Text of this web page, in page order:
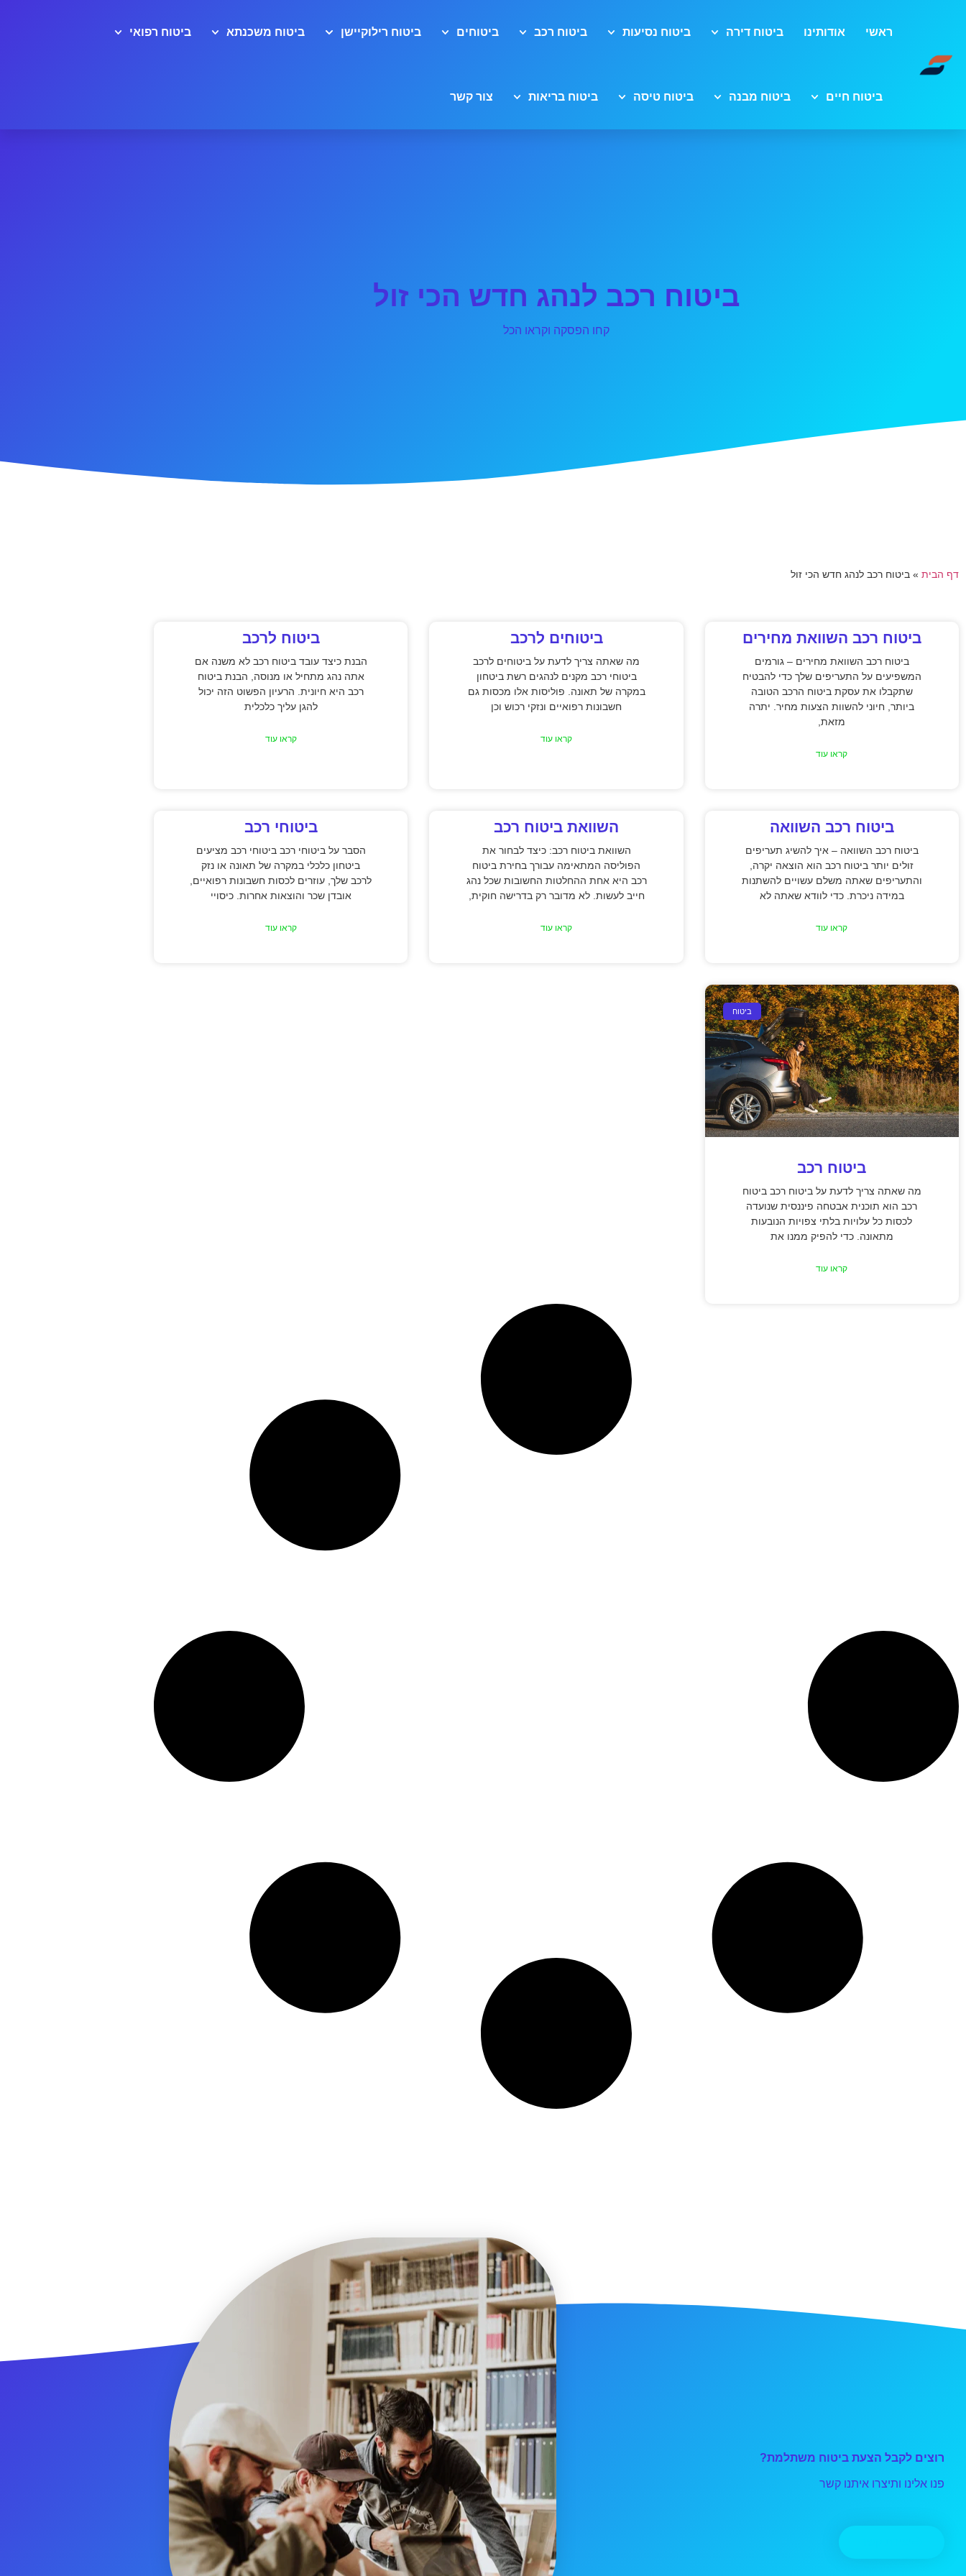
ראשי אודותינו ביטוח דירה ביטוח נסיעות ביטוח רכב ביטוחים ביטוח רילוקיישן ביטוח משכנתא ביטוח רפואי
ביטוח חיים ביטוח מבנה ביטוח טיסה ביטוח בריאות צור קשר
ביטוח רכב לנהג חדש הכי זול
קחו הפסקה וקראו הכל
דף הבית » ביטוח רכב לנהג חדש הכי זול
ביטוח רכב השוואת מחירים
ביטוח רכב השוואת מחירים – גורמים
המשפיעים על התעריפים שלך כדי להבטיח
שתקבלו את עסקת ביטוח הרכב הטובה
ביותר, חיוני להשוות הצעות מחיר. יתרה
מזאת,
קראו עוד
ביטוחים לרכב
מה שאתה צריך לדעת על ביטוחים לרכב
ביטוחי רכב מקנים לנהגים רשת ביטחון
במקרה של תאונה. פוליסות אלו מכסות גם
חשבונות רפואיים ונזקי רכוש וכן
קראו עוד
ביטוח לרכב
הבנת כיצד עובד ביטוח רכב לא משנה אם
אתה נהג מתחיל או מנוסה, הבנת ביטוח
רכב היא חיונית. הרעיון הפשוט הזה יכול
להגן עליך כלכלית
קראו עוד
ביטוח רכב השוואה
ביטוח רכב השוואה – איך להשיג תעריפים
זולים יותר ביטוח רכב הוא הוצאה יקרה,
והתעריפים שאתה משלם עשויים להשתנות
במידה ניכרת. כדי לוודא שאתה לא
קראו עוד
השוואת ביטוח רכב
השוואת ביטוח רכב: כיצד לבחור את
הפוליסה המתאימה עבורך בחירת ביטוח
רכב היא אחת ההחלטות החשובות שכל נהג
חייב לעשות. לא מדובר רק בדרישה חוקית,
קראו עוד
ביטוחי רכב
הסבר על ביטוחי רכב ביטוחי רכב מציעים
ביטחון כלכלי במקרה של תאונה או נזק
לרכב שלך, עוזרים לכסות חשבונות רפואיים,
אובדן שכר והוצאות אחרות. כיסויי
קראו עוד
ביטוח
ביטוח רכב
מה שאתה צריך לדעת על ביטוח רכב ביטוח
רכב הוא תוכנית אבטחה פיננסית שנועדה
לכסות כל עלויות בלתי צפויות הנובעות
מתאונה. כדי להפיק ממנו את
קראו עוד
רוצים לקבל הצעת ביטוח משתלמת?
פנו אלינו ותיצרו איתנו קשר